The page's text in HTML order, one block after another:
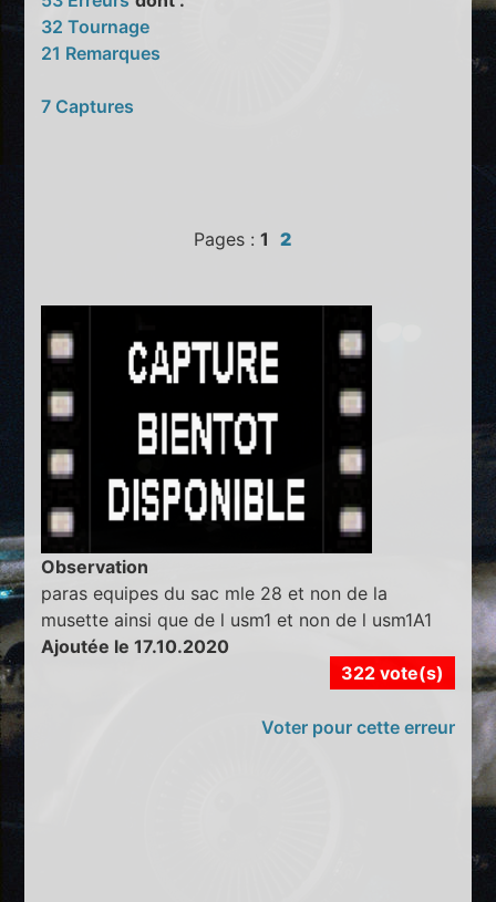
32 Tournage
21 Remarques
7 Captures
Pages : 1 2
Observation
paras equipes du sac mle 28 et non de la
musette ainsi que de l usm1 et non de l usm1A1
Ajoutée le 17.10.2020
322 vote(s)
Voter pour cette erreur